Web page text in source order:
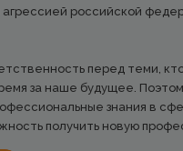
агрессией российской
перед теми,
за наше будущее.
знания в
получить новую